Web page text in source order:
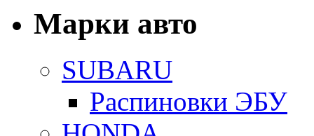
Марки авто
SUBARU
Распиновки ЭБУ